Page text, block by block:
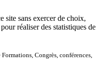
site sans exercer de choix,
réaliser des statistiques de
Congrès, conférences,